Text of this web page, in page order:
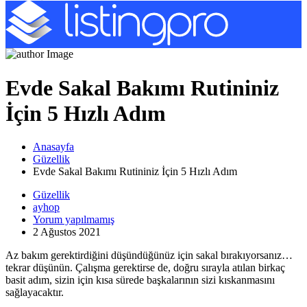
Evde Sakal Bakımı Rutininiz
İçin 5 Hızlı Adım
Anasayfa
Güzellik
Evde Sakal Bakımı Rutininiz İçin 5 Hızlı Adım
Güzellik
ayhop
Yorum yapılmamış
2 Ağustos 2021
Az bakım gerektirdiğini düşündüğünüz için sakal bırakıyorsanız…
tekrar düşünün. Çalışma gerektirse de, doğru sırayla atılan birkaç
basit adım, sizin için kısa sürede başkalarının sizi kıskanmasını
sağlayacaktır.